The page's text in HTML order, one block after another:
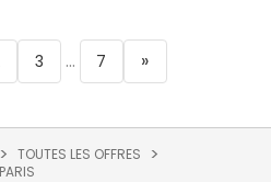
3 ... 7 »
TOUTES LES OFFRES
PARIS